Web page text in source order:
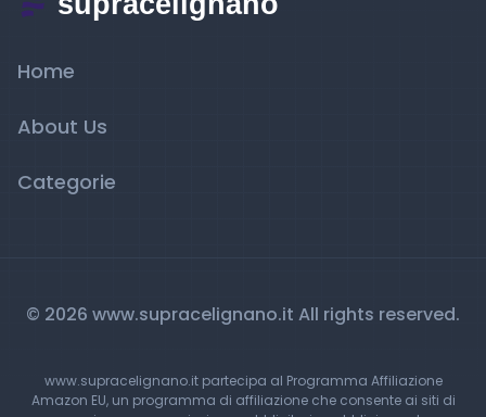
Home
About Us
Categorie
© 2026 www.supracelignano.it All rights reserved.
www.supracelignano.it partecipa al Programma Affiliazione
Amazon EU, un programma di affiliazione che consente ai siti di